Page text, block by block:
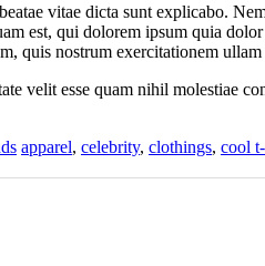
vitae dicta sunt explicabo.
est, qui dolorem ipsum quia
quis nostrum exercitationem
velit esse quam nihil molestiae
apparel, celebrity, clothings, cool